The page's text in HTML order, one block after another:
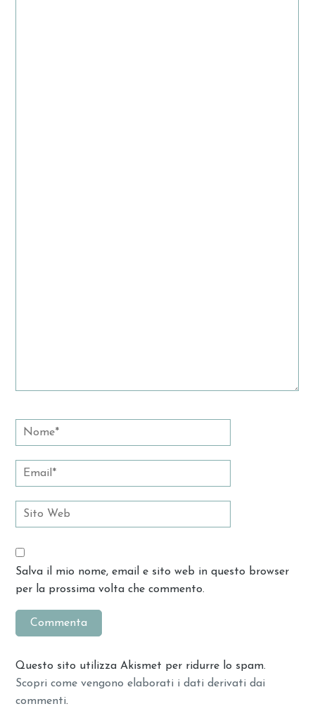
Salva il mio nome, email e sito web in questo browser
per la prossima volta che commento.
Questo sito utilizza Akismet per ridurre lo spam.
Scopri come vengono elaborati i dati derivati dai
commenti.